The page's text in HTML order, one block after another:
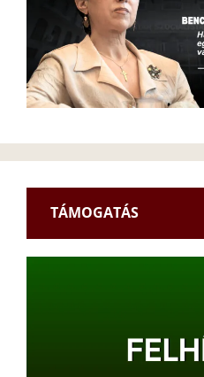
TÁMOGATÁS